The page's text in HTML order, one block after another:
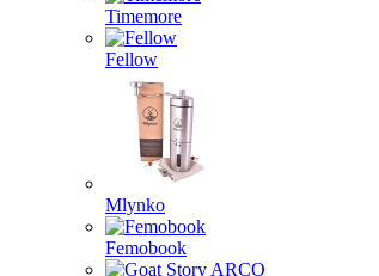
Timemore
Fellow
Mlynko
Femobook